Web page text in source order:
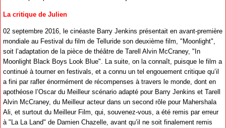
La critique de Julien
02 septembre 2016, le cinéaste Barry Jenkins présentait en avant-première
mondiale au Festival du film de Telluride son deuxième film, "Moonlight",
soit l’adaptation de la pièce de théâtre de Tarell Alvin McCraney, "In
Moonlight Black Boys Look Blue". La suite, on la connaît, puisque le film a
continué à tourner en festivals, et a connu un tel engouement critique qu’il
a fini par rafler énormément de récompenses à travers le monde, dont en
apothéose l’Oscar du Meilleur scénario adapté pour Barry Jenkins et Tarell
Alvin McCraney, du Meilleur acteur dans un second rôle pour Mahershala
Ali, et surtout du Meilleur Film, qui, souvenez-vous, a été remis par erreur
à "La La Land" de Damien Chazelle, avant qu’il ne soit finalement remis